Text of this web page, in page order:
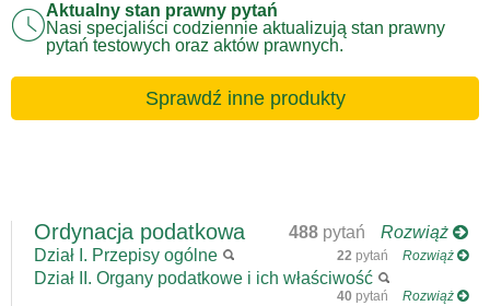
Aktualny stan prawny pytań
Nasi specjaliści codziennie aktualizują stan prawny
pytań testowych oraz aktów prawnych.
Sprawdź inne produkty
Ordynacja podatkowa 488 pytań
Rozwiąż
Dział I. Przepisy ogólne
22 pytań Rozwiąż
Dział II. Organy podatkowe i ich właściwość
40 pytań Rozwiąż